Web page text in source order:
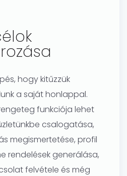
hogy kitűzzük
a saját honlappal.
funkciója lehet
csalogatása,
megismertetése, profil
rendelések generálása,
felvétele és még